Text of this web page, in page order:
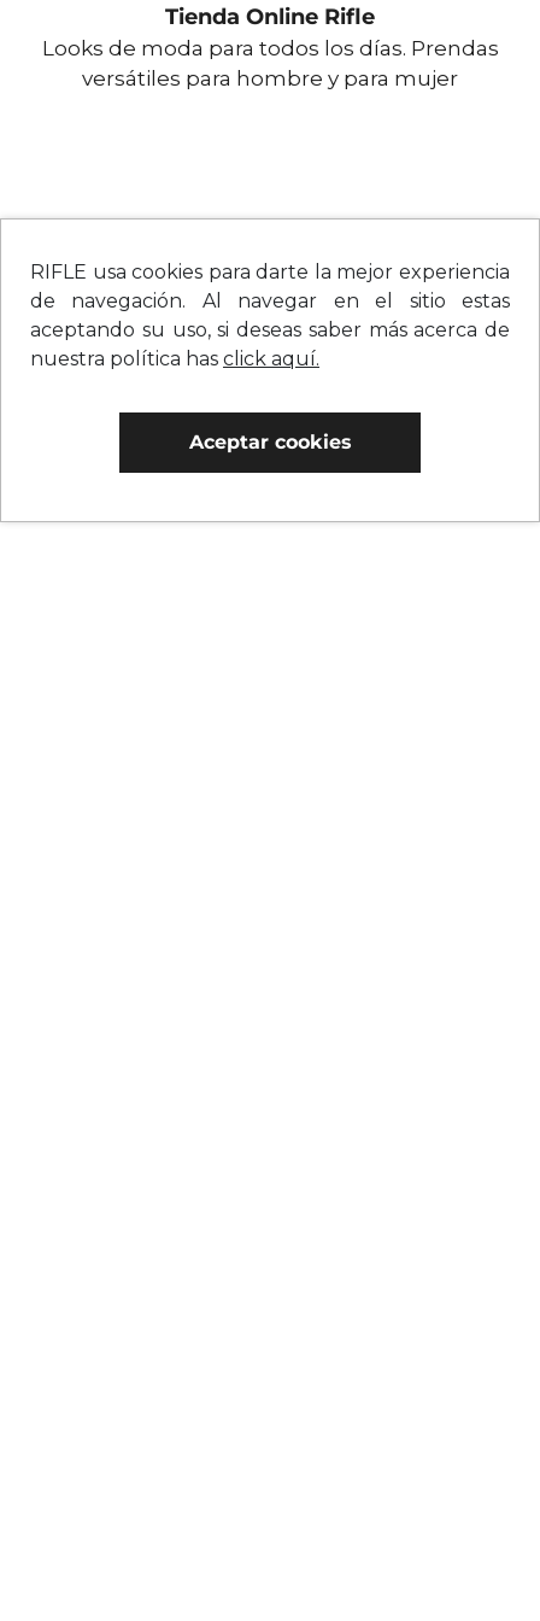
RIFLE usa cookies para darte la mejor experiencia
de navegación. Al navegar en el sitio estas
aceptando su uso, si deseas saber más acerca de
nuestra política has click aquí.
Aceptar cookies
Tienda Online Rifle
Looks de moda para todos los días. Prendas
versátiles para hombre y para mujer